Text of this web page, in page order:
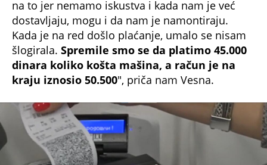
dostavljaju, mogu i da nam je namontiraju.
Kada je na red došlo plaćanje, umalo se nisam
šlogirala.Spremile smo se da platimo 45.000
dinara koliko košta mašina, a račun je na
kraju iznosio 50.500 ", priča nam Vesna.